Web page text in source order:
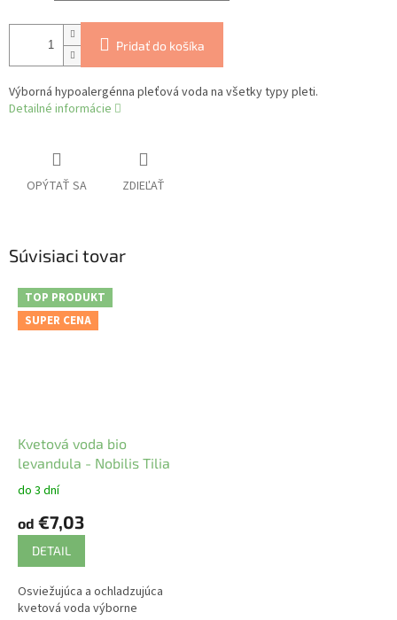
Pridať do košíka
Výborná hypoalergénna pleťová voda na všetky typy pleti.
Detailné informácie
OPÝTAŤ SA ZDIEĽAŤ
Súvisiaci tovar
TOP PRODUKT
SUPER CENA
Kvetová voda bio
levandula - Nobilis Tilia
do 3 dní
od €7,03
DETAIL
Osviežujúca a ochladzujúca
kvetová voda výborne